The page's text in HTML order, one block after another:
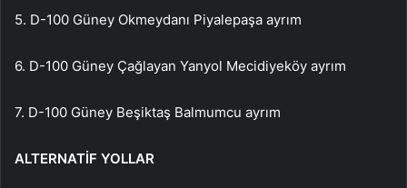
5. D-100 Güney Okmeydanı Piyalepaşa ayrım
6. D-100 Güney Çağlayan Yanyol Mecidiyeköy ayrım
7. D-100 Güney Beşiktaş Balmumcu ayrım
ALTERNATİF YOLLAR